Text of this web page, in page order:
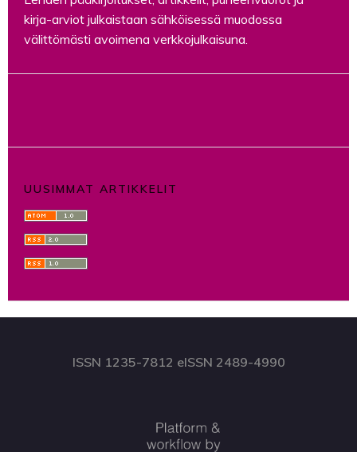
kirja-arviot julkaistaan sähköisessä muodossa
välittömästi avoimena verkkojulkaisuna.
UUSIMMAT ARTIKKELIT
ISSN 1235-7812 eISSN 2489-4990